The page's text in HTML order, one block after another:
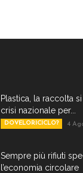
Plastica, la raccolta
crisi nazionale per...
DOVELORICICLO? 4
Sempre più rifiuti
l’economia circolare